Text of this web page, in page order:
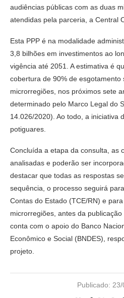
audiências públicas com as duas
atendidas pela parceria, a Central
Esta PPP é na modalidade
3,8 bilhões em investimentos ao
vigência até 2051. A estimativa é
cobertura de 90% de esgotamento
microrregiões, nos próximos sete
determinado pelo Marco Legal do
14.026/2020). Ao todo, a iniciativa
potiguares.
Concluída a etapa da consulta, as
analisadas e poderão ser
destacar que todas as respostas
sequência, o processo seguirá
Contas do Estado (TCE/RN) e
microrregiões, antes da
conta com o apoio do Banco
Econômico e Social (BNDES),
projeto.
Publicado: 23/